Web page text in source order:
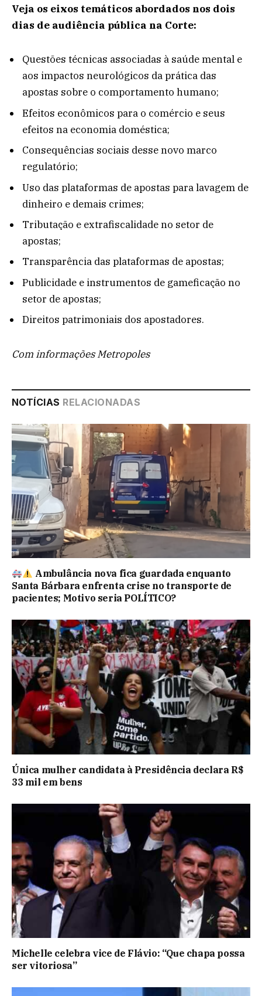
Veja os eixos temáticos abordados nos dois
dias de audiência pública na Corte:
Questões técnicas associadas à saúde mental e
aos impactos neurológicos da prática das
apostas sobre o comportamento humano;
Efeitos econômicos para o comércio e seus
efeitos na economia doméstica;
Consequências sociais desse novo marco
regulatório;
Uso das plataformas de apostas para lavagem de
dinheiro e demais crimes;
Tributação e extrafiscalidade no setor de
apostas;
Transparência das plataformas de apostas;
Publicidade e instrumentos de gameficação no
setor de apostas;
Direitos patrimoniais dos apostadores.
Com informações Metropoles
NOTÍCIAS RELACIONADAS
Ambulância nova fica guardada enquanto
Santa Bárbara enfrenta crise no transporte de
pacientes; Motivo seria POLÍTICO?
Única mulher candidata à Presidência declara R$
33 mil em bens
Michelle celebra vice de Flávio: “Que chapa possa
ser vitoriosa”